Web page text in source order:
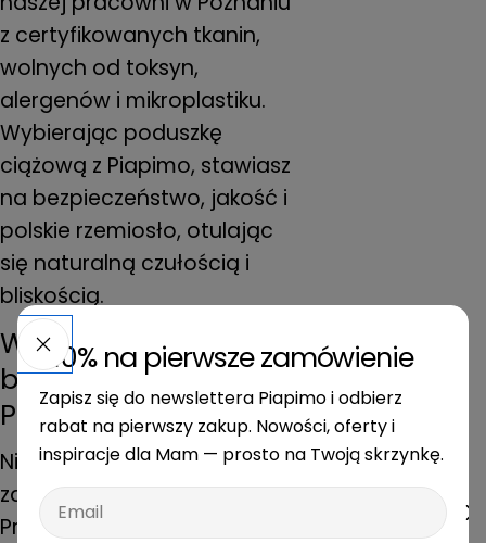
z certyfikowanych tkanin,
wolnych od toksyn,
alergenów i mikroplastiku.
Wybierając poduszkę
ciążową z Piapimo, stawiasz
na bezpieczeństwo, jakość i
polskie rzemiosło, otulając
się naturalną czułością i
bliskością.
Wybierz wygodę i
bezpieczeństwo z
Piapimo
Nie pozwól, aby dyskomfort
zakłócał Ci ten piękny czas.
Przejrzyj naszą ofertę
-10% na pierwsze zamówienie
Zapisz się do newslettera Piapimo i odbierz
rabat na pierwszy zakup. Nowości, oferty i
inspiracje dla Mam — prosto na Twoją skrzynkę.
Email